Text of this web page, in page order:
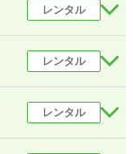
レンタル
レンタル
レンタル